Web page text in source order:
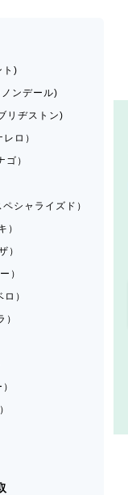
ト)
ンデール)
リヂストン)
ロ）
）
シャライズド）
）
）
）
）